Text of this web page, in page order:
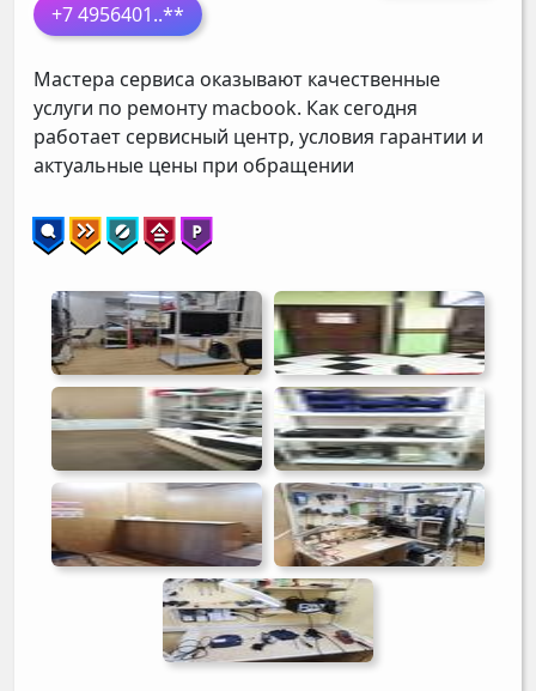
+7 4956401..**
Мастера сервиса оказывают качественные
услуги по ремонту macbook. Как сегодня
работает сервисный центр, условия гарантии и
актуальные цены при обращении